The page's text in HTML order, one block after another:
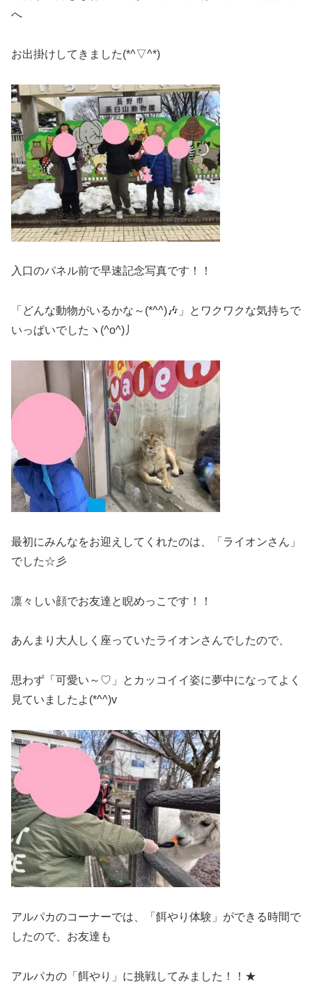
へ
お出掛けしてきました(*^▽^*)
入口のパネル前で早速記念写真です！！
「どんな動物がいるかな～(*^^)🎶」とワクワクな気持ちで
いっぱいでしたヽ(^o^)丿
最初にみんなをお迎えしてくれたのは、「ライオンさん」
でした☆彡
凛々しい顔でお友達と睨めっこです！！
あんまり大人しく座っていたライオンさんでしたので、
思わず「可愛い～♡」とカッコイイ姿に夢中になってよく
見ていましたよ(*^^)v
アルパカのコーナーでは、「餌やり体験」ができる時間で
したので、お友達も
アルパカの「餌やり」に挑戦してみました！！★